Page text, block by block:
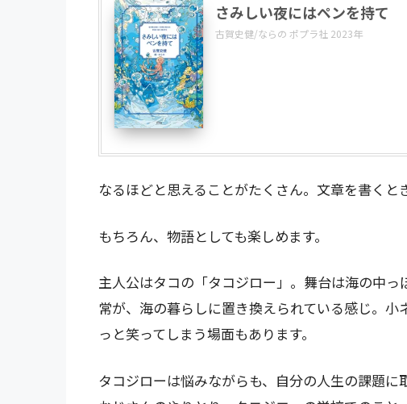
さみしい夜にはペンを持て
古賀史健/ならの ポプラ社 2023年
なるほどと思えることがたくさん。文章を書くと
もちろん、物語としても楽しめます。
主人公はタコの「タコジロー」。舞台は海の中
常が、海の暮らしに置き換えられている感じ。
っと笑ってしまう場面もあります。
タコジローは悩みながらも、自分の人生の課題